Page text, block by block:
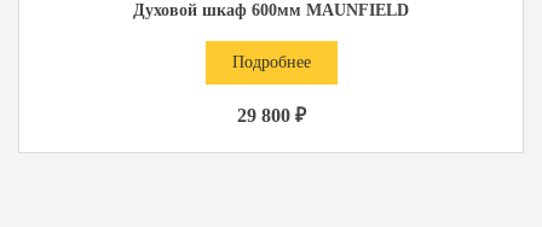
Духовой шкаф 600мм MAUNFIELD
Подробнее
29 800 ₽